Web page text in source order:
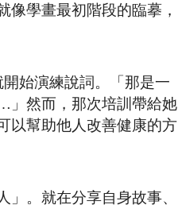
學畫最初階段的臨摹，
始演練說詞。「那是一
」然而，那次培訓帶給她
以幫助他人改善健康的方
。就在分享自身故事、